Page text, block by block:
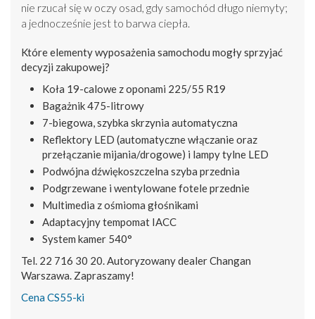
nie rzucał się w oczy osad, gdy samochód długo niemyty;
a jednocześnie jest to barwa ciepła.
Które elementy wyposażenia samochodu mogły sprzyjać
decyzji zakupowej?
Koła 19-calowe z oponami 225/55 R19
Bagażnik 475-litrowy
7-biegowa, szybka skrzynia automatyczna
Reflektory LED (automatyczne włączanie oraz
przełączanie mijania/drogowe) i lampy tylne LED
Podwójna dźwiękoszczelna szyba przednia
Podgrzewane i wentylowane fotele przednie
Multimedia z ośmioma głośnikami
Adaptacyjny tempomat IACC
System kamer 540°
Tel. 22 716 30 20. Autoryzowany dealer Changan
Warszawa. Zapraszamy!
Cena CS55-ki